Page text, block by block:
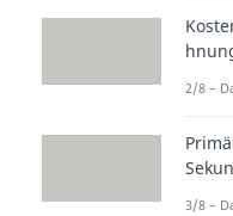
2/8 –
3/8 –